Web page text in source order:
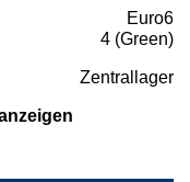
Euro6
4 (Green)
Zentrallager